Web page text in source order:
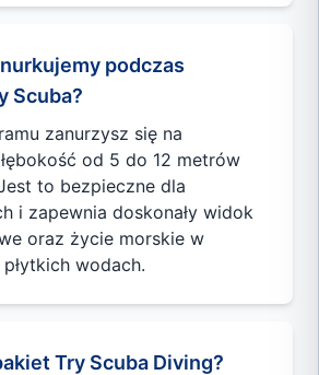
podczas
Scuba?
zanurzysz się na
od 5 do 12 metrów
to bezpieczne dla
i zapewnia doskonały widok
oraz życie morskie w
wodach.
Try Scuba Diving?